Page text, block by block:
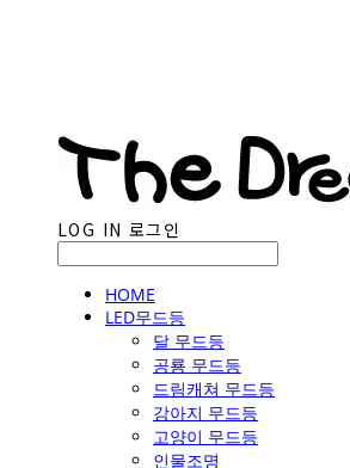
LOG IN 로그인
HOME
LED무드등
달 무드등
공룡 무드등
드림캐쳐 무드등
강아지 무드등
고양이 무드등
인물조명